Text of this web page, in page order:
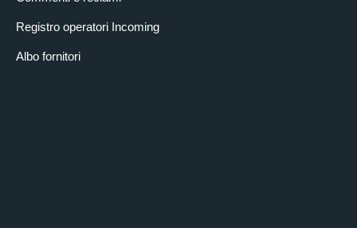
Registro operatori Incoming
Albo fornitori